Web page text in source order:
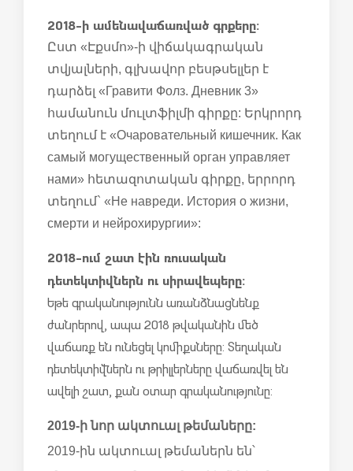
2018-ի ամենավաճառված գրքերը:
Ըստ «Էքսմո»-ի վիճակագրական
տվյալների, գլխավոր բեսթսելլեր է
դարձել «Гравити Фолз. Дневник 3»
համանուն մուլտֆիլմի գիրքը: Երկրորդ
տեղում է «Очаровательный кишечник. Как
самый могущественный орган управляет
нами» հետազոտական գիրքը, երրորդ
տեղում` «Не навреди. История о жизни,
смерти и нейрохирургии»:
2018-ում շատ էին ռուսական
դետեկտիվներն ու սիրավեպերը:
Եթե գրականությունն առանձնացնենք
ժանրերով, ապա 2018 թվականին մեծ
վաճառք են ունեցել կոմիքսները: Տեղական
դետեկտիվներն ու թրիլլերները վաճառվել են
ավելի շատ, քան օտար գրականությունը:
2019-ի նոր ակտուալ թեմաները:
2019-ին ակտուալ թեմաներն են՝